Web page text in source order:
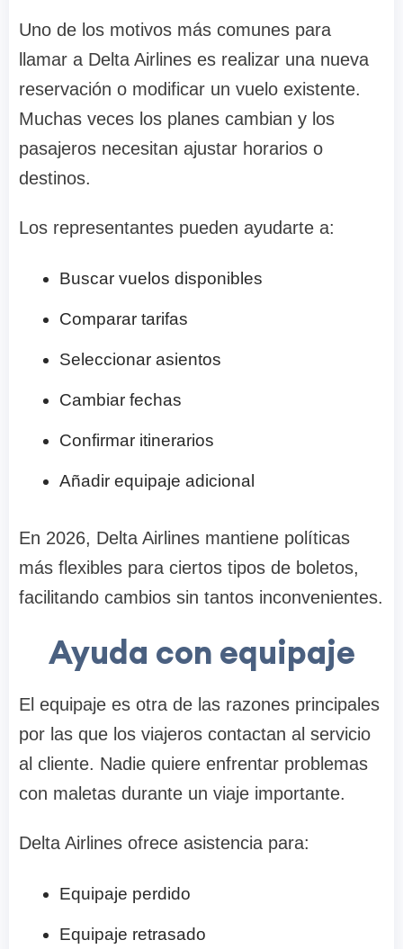
Uno de los motivos más comunes para
llamar a Delta Airlines es realizar una nueva
reservación o modificar un vuelo existente.
Muchas veces los planes cambian y los
pasajeros necesitan ajustar horarios o
destinos.
Los representantes pueden ayudarte a:
Buscar vuelos disponibles
Comparar tarifas
Seleccionar asientos
Cambiar fechas
Confirmar itinerarios
Añadir equipaje adicional
En 2026, Delta Airlines mantiene políticas
más flexibles para ciertos tipos de boletos,
facilitando cambios sin tantos inconvenientes.
Ayuda con equipaje
El equipaje es otra de las razones principales
por las que los viajeros contactan al servicio
al cliente. Nadie quiere enfrentar problemas
con maletas durante un viaje importante.
Delta Airlines ofrece asistencia para:
Equipaje perdido
Equipaje retrasado